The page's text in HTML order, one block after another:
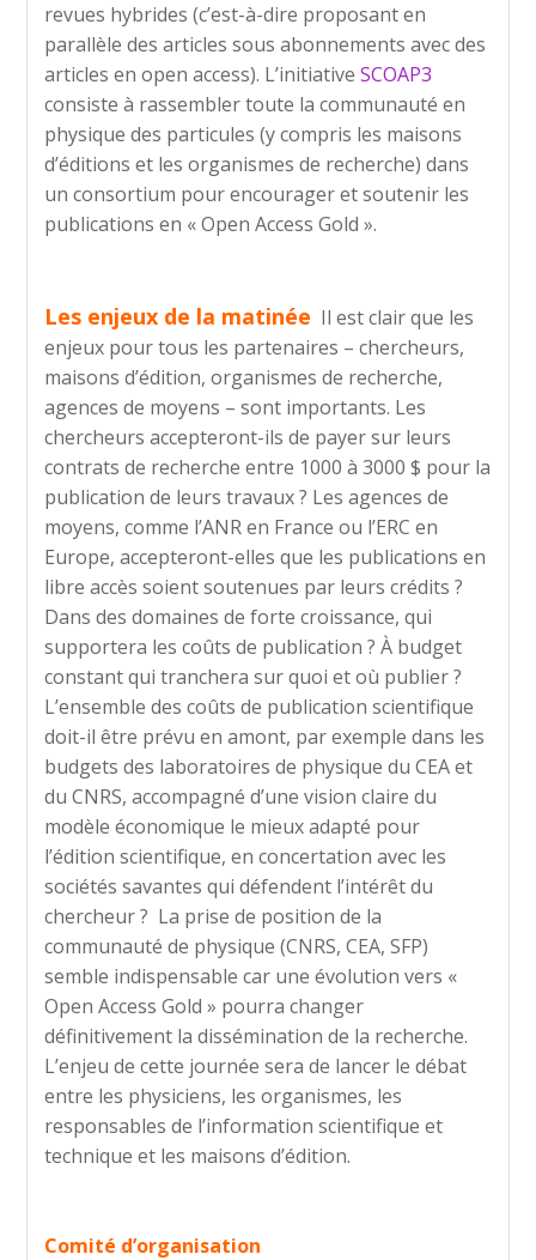
revues hybrides (c’est-à-dire proposant en
parallèle des articles sous abonnements avec des
articles en open access). L’initiativeSCOAP3
consiste à rassembler toute la communauté en
physique des particules (y compris les maisons
d’éditions et les organismes de recherche) dans
un consortium pour encourager et soutenir les
publications en « Open Access Gold ».
Les enjeux de la matinée Il est clair que les
enjeux pour tous les partenaires – chercheurs,
maisons d’édition, organismes de recherche,
agences de moyens – sont importants. Les
chercheurs accepteront-ils de payer sur leurs
contrats de recherche entre 1000 à 3000 $ pour la
publication de leurs travaux ? Les agences de
moyens, comme l’ANR en France ou l’ERC en
Europe, accepteront-elles que les publications en
libre accès soient soutenues par leurs crédits ?
Dans des domaines de forte croissance, qui
supportera les coûts de publication ? À budget
constant qui tranchera sur quoi et où publier ?
L’ensemble des coûts de publication scientifique
doit-il être prévu en amont, par exemple dans les
budgets des laboratoires de physique du CEA et
du CNRS, accompagné d’une vision claire du
modèle économique le mieux adapté pour
l’édition scientifique, en concertation avec les
sociétés savantes qui défendent l’intérêt du
chercheur ? La prise de position de la
communauté de physique (CNRS, CEA, SFP)
semble indispensable car une évolution vers «
Open Access Gold » pourra changer
définitivement la dissémination de la recherche.
L’enjeu de cette journée sera de lancer le débat
entre les physiciens, les organismes, les
responsables de l’information scientifique et
technique et les maisons d’édition.
Comité d’organisation